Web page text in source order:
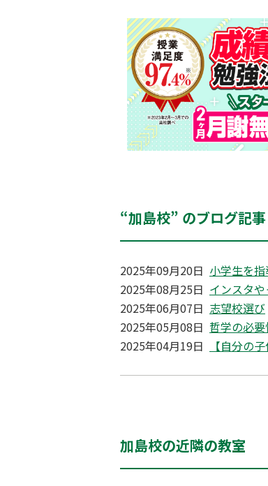
“加島校” のブログ記事
2025年09月20日 小学生を
2025年08月25日 インスタ
2025年06月07日 志望校選び
2025年05月08日 哲学の必要
2025年04月19日
【自分の
加島校の近隣の教室